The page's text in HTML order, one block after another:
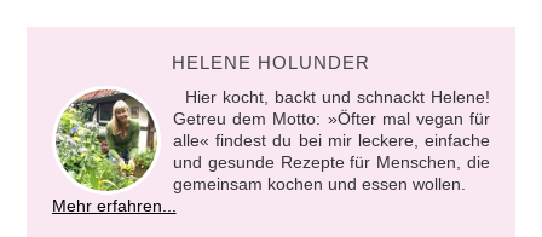
HELENE HOLUNDER
Hier kocht, backt und schnackt Helene!
Getreu dem Motto: »Öfter mal vegan für
alle« findest du bei mir leckere, einfache
und gesunde Rezepte für Menschen, die
gemeinsam kochen und essen wollen.
Mehr erfahren...